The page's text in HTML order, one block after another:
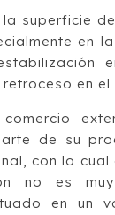
la superficie
en
en el
de su
con lo cual
no es
en un